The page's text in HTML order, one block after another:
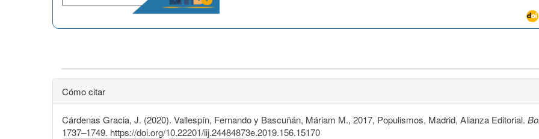
Cómo citar
Cárdenas Gracia, J. (2020). Vallespín, Fernando y Bascuñán, Máriam M., 2017, Populismos, Madrid, Alianza Editorial.
1737–1749. https://doi.org/10.22201/iij.24484873e.2019.156.15170